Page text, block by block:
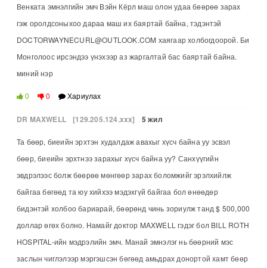
Венката эмнэлгийн эмч Вэйн Кёрл маш олон удаа бөөрөө зарах
гэж оролдсоныхоо дараа маш их баяртай байна, тэдэнтэй
DOCTORWAYNECURL@OUTLOOK.COM хаягаар холбогдоорой. Би
Монголоос ирсэндээ үнэхээр аз жаргалтай бас баяртай байна.
миний нэр
0 0 Хариулах
DR MAXWELL [129.205.124.xxx] 5 жил
Та бөөр, биеийн эрхтэн худалдаж авахыг хүсч байна уу эсвэл
бөөр, биеийн эрхтнээ зарахыг хүсч байна уу? Санхүүгийн
эвдрэлээс болж бөөрөө мөнгөөр зарах боломжийг эрэлхийлж
байгаа бөгөөд та юу хийхээ мэдэхгүй байгаа бол өнөөдөр
бидэнтэй холбоо бариарай, бөөрөнд чинь зориулж танд $ 500,000
доллар өгөх болно. Намайг доктор MAXWELL гэдэг бол BILL ROTH
HOSPITAL-ийн мэдрэлийн эмч. Манай эмнэлэг нь бөөрний мэс
заслын чиглэлээр мэргэшсэн бөгөөд амьдрах донортой хамт бөөр